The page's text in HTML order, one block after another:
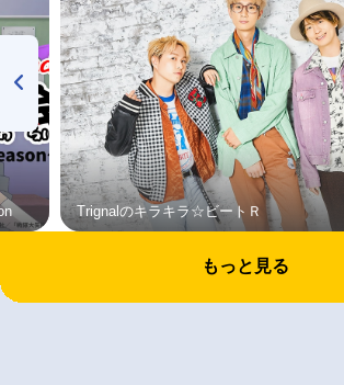
Trignalのキラキラ☆ビートＲ
もっと見る